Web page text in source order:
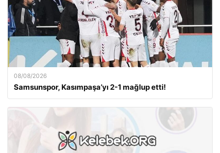
08/08/2026
Samsunspor, Kasımpaşa’yı 2-1 mağlup etti!